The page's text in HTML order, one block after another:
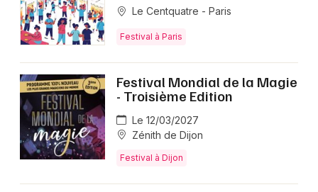
Le Centquatre - Paris
Festival à Paris
Festival Mondial de la Magie
- Troisième Edition
Le 12/03/2027
Zénith de Dijon
Festival à Dijon